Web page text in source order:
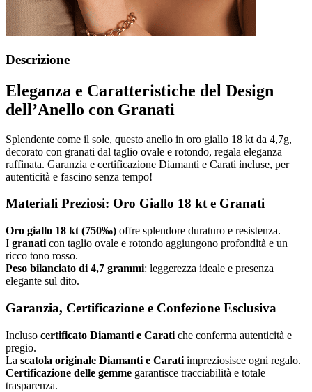
Descrizione
Eleganza e Caratteristiche del Design
dell’Anello con Granati
Splendente come il sole, questo anello in oro giallo 18 kt da 4,7g,
decorato con granati dal taglio ovale e rotondo, regala eleganza
raffinata. Garanzia e certificazione Diamanti e Carati incluse, per
autenticità e fascino senza tempo!
Materiali Preziosi: Oro Giallo 18 kt e Granati
Oro giallo 18 kt (750‰) offre splendore duraturo e resistenza.
I granati con taglio ovale e rotondo aggiungono profondità e un
ricco tono rosso.
Peso bilanciato di 4,7 grammi: leggerezza ideale e presenza
elegante sul dito.
Garanzia, Certificazione e Confezione Esclusiva
Incluso certificato Diamanti e Carati che conferma autenticità e
pregio.
La scatola originale Diamanti e Carati impreziosisce ogni regalo.
Certificazione delle gemme garantisce tracciabilità e totale
trasparenza.